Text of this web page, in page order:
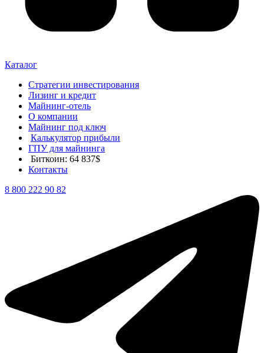
Каталог
Стратегии инвестирования
Лизинг и кредит
Майнинг-отель
О компании
Майнинг под ключ
Калькулятор прибыли
ГПУ для майнинга
Биткоин: 64 837$
Контакты
8 800 222 90 82